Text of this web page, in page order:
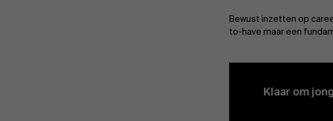
Bewust inzetten op
to-have maar een
Klaar om